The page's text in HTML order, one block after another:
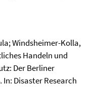
Windsheimer-Kolla,
Handeln und
Der Berliner
Disaster Research